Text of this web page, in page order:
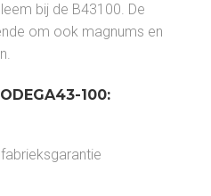
bij de B43100. De
om ook magnums en
100: